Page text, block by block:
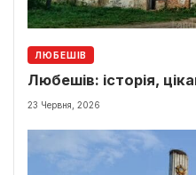
ЛЮБЕШІВ
Любешів: історія,
23 Червня, 2026